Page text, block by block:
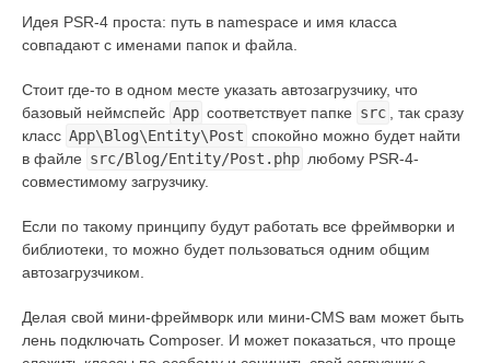
Идея PSR-4 проста: путь в namespace и имя класса
совпадают с именами папок и файла.
Стоит где-то в одном месте указать автозагрузчику, что
базовый неймспейс App соответствует папке src
, так сразу
класс App\Blog\Entity\Post спокойно можно будет найти
в файле src/Blog/Entity/Post.php любому PSR-4-
совместимому загрузчику.
Если по такому принципу будут работать все фреймворки и
библиотеки, то можно будет пользоваться одним общим
автозагрузчиком.
Делая свой мини-фреймворк или мини-CMS вам может быть
лень подключать Composer. И может показаться, что проще